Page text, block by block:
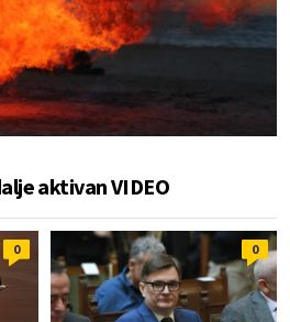
aktivan VIDEO
0 0